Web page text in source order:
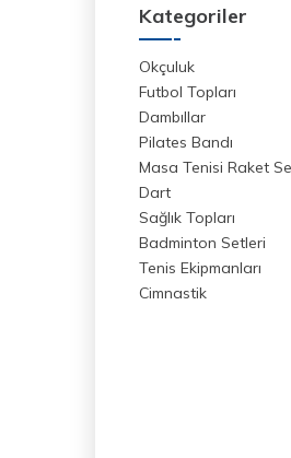
Kategoriler
Okçuluk
Futbol Topları
Dambıllar
Pilates Bandı
Masa Tenisi Raket
Dart
Sağlık Topları
Badminton Setleri
Tenis Ekipmanları
Cimnastik